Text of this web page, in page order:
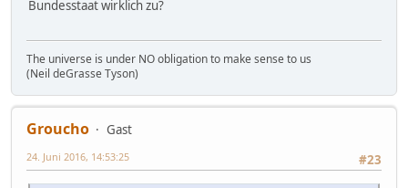
Bundesstaat wirklich zu?
The universe is under NO obligation to make sense to us
(Neil deGrasse Tyson)
Groucho
Gast
#23
24. Juni 2016, 14:53:25